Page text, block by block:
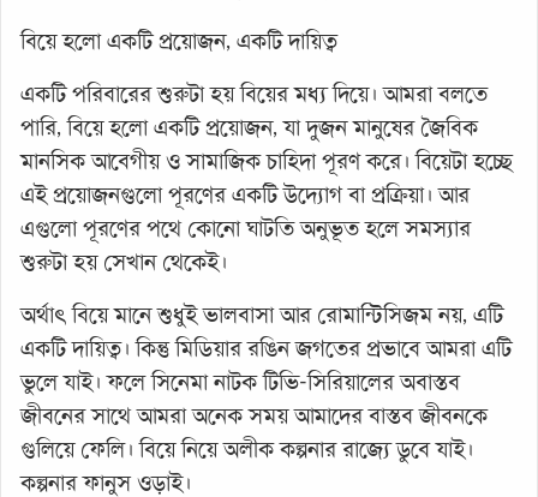
বিয়ে হলো একটি প্রয়োজন, একটি দায়িত্ব
একটি পরিবারের শুরুটা হয় বিয়ের মধ্য দিয়ে। আমরা বলতে
পারি, বিয়ে হলো একটি প্রয়োজন, যা দুজন মানুষের জৈবিক
মানসিক আবেগীয় ও সামাজিক চাহিদা পূরণ করে। বিয়েটা হচ্ছে
এই প্রয়োজনগুলো পূরণের একটি উদ্যোগ বা প্রক্রিয়া। আর
এগুলো পূরণের পথে কোনো ঘাটতি অনুভূত হলে সমস্যার
শুরুটা হয় সেখান থেকেই।
অর্থাৎ বিয়ে মানে শুধুই ভালবাসা আর রোমান্টিসিজম নয়, এটি
একটি দায়িত্ব। কিন্তু মিডিয়ার রঙিন জগতের প্রভাবে আমরা এটি
ভুলে যাই। ফলে সিনেমা নাটক টিভি-সিরিয়ালের অবাস্তব
জীবনের সাথে আমরা অনেক সময় আমাদের বাস্তব জীবনকে
গুলিয়ে ফেলি। বিয়ে নিয়ে অলীক কল্পনার রাজ্যে ডুবে যাই।
কল্পনার ফানুস ওড়াই।